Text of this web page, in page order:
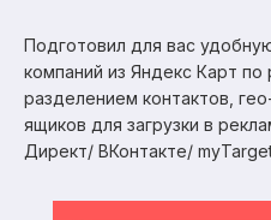
Подготовил для вас
компаний из Яндекс Карт
разделением контактов,
ящиков для загрузки в
Директ/ ВКонтакте/